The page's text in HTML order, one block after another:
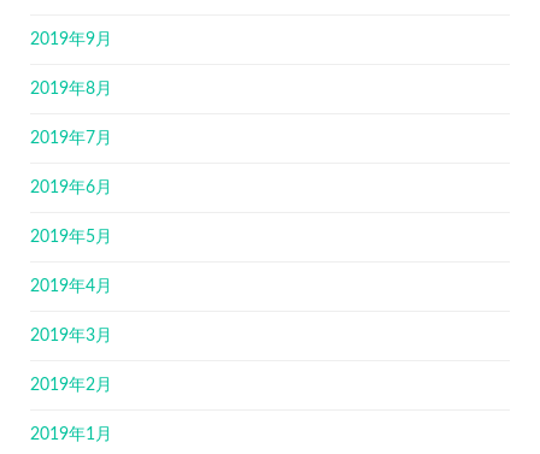
2019年9月
2019年8月
2019年7月
2019年6月
2019年5月
2019年4月
2019年3月
2019年2月
2019年1月